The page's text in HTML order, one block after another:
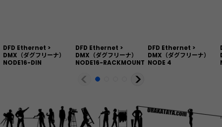
DFD Ethernet >
DMX（ダグフリーナ）
NODE16-DIN
DFD Ethernet >
DMX（ダグフリーナ）
NODE16-RACKMOUNT
DFD Ethernet >
DMX（ダグフリーナ）
NODE 4